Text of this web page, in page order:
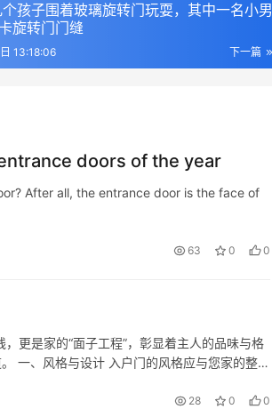
孩子围着玻璃旋转门玩耍，其中一名小男
旋转门门缝
下一篇
13:18:06
doors of the year
After all, the entrance door is the face of
63 0 0
更是家的“面子工程”，彰显着主人的品味与格
一、风格与设计 入户门的风格应与您家的整体
28 0 0